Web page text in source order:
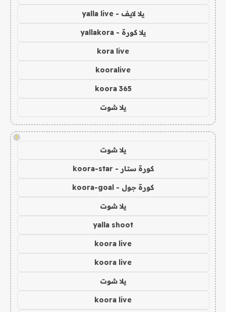
يلا لايف - yalla live
يلا كورة - yallakora
kora live
kooralive
koora 365
يلا شوت
!
يلا شوت
كورة ستار - koora-star
كورة جول - koora-goal
يلا شوت
yalla shoot
koora live
koora live
يلا شوت
koora live